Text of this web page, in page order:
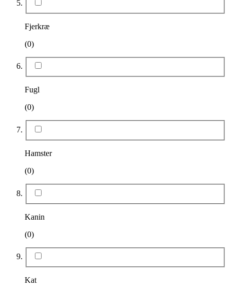
Fjerkræ
(0)
Fugl
(0)
Hamster
(0)
Kanin
(0)
Kat